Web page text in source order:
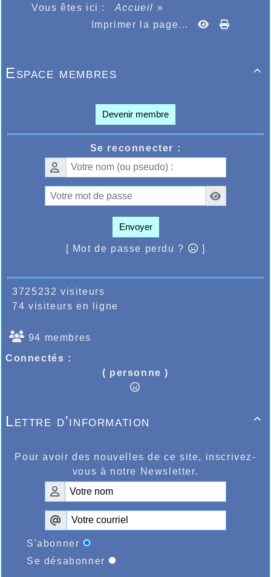
Vous êtes ici : Accueil »
Imprimer la page...

Espace membres
Devenir membre
Se reconnecter :
Envoyer
[ Mot de passe perdu ? ]
3725232 visiteurs
74 visiteurs en ligne
94 membres
Connectés :
( personne )

Lettre d'information
Pour avoir des nouvelles de ce site, inscrivez-
vous à notre Newsletter.
S'abonner
Se désabonner